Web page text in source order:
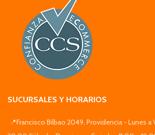
SUCURSALES Y HORARIOS
📍Francisco Bilbao 2049, Providencia - Lunes